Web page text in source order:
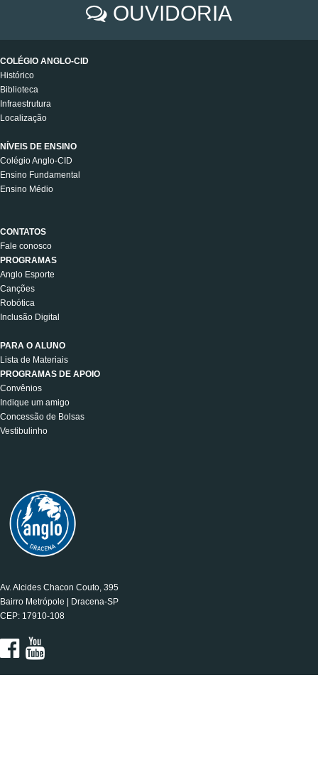
OUVIDORIA
COLÉGIO ANGLO-CID
Histórico
Biblioteca
Infraestrutura
Localização
NÍVEIS DE ENSINO
Colégio Anglo-CID
Ensino Fundamental
Ensino Médio
CONTATOS
Fale conosco
PROGRAMAS
Anglo Esporte
Canções
Robótica
Inclusão Digital
PARA O ALUNO
Lista de Materiais
PROGRAMAS DE APOIO
Convênios
Indique um amigo
Concessão de Bolsas
Vestibulinho
Av. Alcides Chacon Couto, 395
Bairro Metrópole | Dracena-SP
CEP: 17910-108